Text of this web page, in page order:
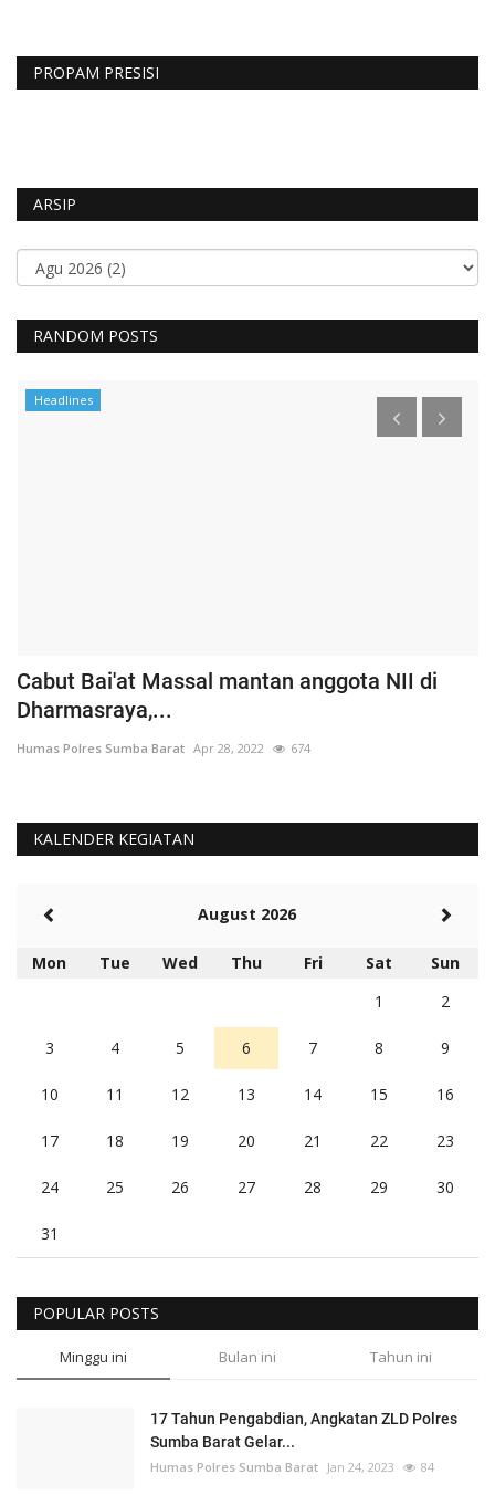
PROPAM PRESISI
ARSIP
RANDOM POSTS
Headlines
Cabut Bai'at Massal mantan anggota NII di
Dharmasraya,...
Humas Polres Sumba Barat Apr 28, 2022 674
KALENDER KEGIATAN
August 2026
Mon Tue Wed Thu Fri Sat
Sun
1
2
3 4 5 6 7 8 9
10 11 12 13 14 15 16
17 18 19 20 21 22 23
24 25 26 27 28 29 30
31
POPULAR POSTS
Minggu ini Bulan ini Tahun ini
17 Tahun Pengabdian, Angkatan ZLD Polres
Sumba Barat Gelar...
Humas Polres Sumba Barat Jan 24, 2023 84